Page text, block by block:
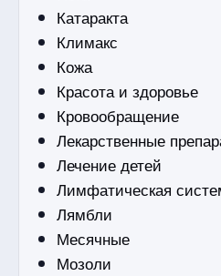
Катаракта
Климакс
Кожа
Красота и здоровье
Кровообращение
Лекарственные
Лечение детей
Лимфатическая
Лямбли
Месячные
Мозоли